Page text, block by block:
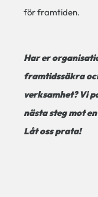
för framtiden.
Har er
framtidssäkra
verksamhet? Vi
nästa steg mot
Låt oss prata!